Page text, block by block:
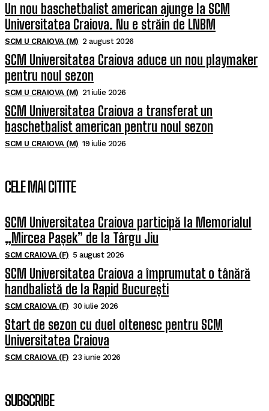
Un nou baschetbalist american ajunge la SCM
Universitatea Craiova. Nu e străin de LNBM
SCM U CRAIOVA (M) 2 august 2026
SCM Universitatea Craiova aduce un nou playmaker
pentru noul sezon
SCM U CRAIOVA (M) 21 iulie 2026
SCM Universitatea Craiova a transferat un
baschetbalist american pentru noul sezon
SCM U CRAIOVA (M) 19 iulie 2026
CELE MAI CITITE
SCM Universitatea Craiova participă la Memorialul
„Mircea Pașek” de la Târgu Jiu
SCM CRAIOVA (F) 5 august 2026
SCM Universitatea Craiova a împrumutat o tânără
handbalistă de la Rapid București
SCM CRAIOVA (F) 30 iulie 2026
Start de sezon cu duel oltenesc pentru SCM
Universitatea Craiova
SCM CRAIOVA (F) 23 iunie 2026
SUBSCRIBE